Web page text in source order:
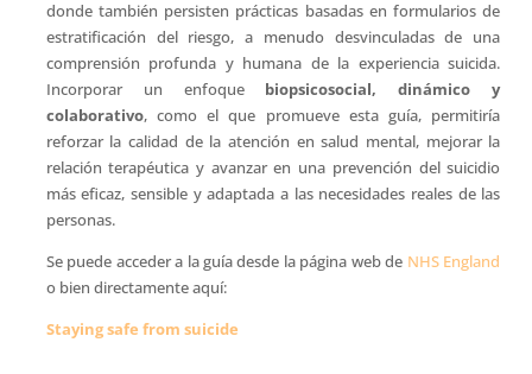
donde también persisten prácticas basadas en formularios de
estratificación del riesgo, a menudo desvinculadas de una
comprensión profunda y humana de la experiencia suicida.
Incorporar un enfoque biopsicosocial, dinámico y
colaborativo, como el que promueve esta guía, permitiría
reforzar la calidad de la atención en salud mental, mejorar la
relación terapéutica y avanzar en una prevención del suicidio
más eficaz, sensible y adaptada a las necesidades reales de las
personas.
Se puede acceder a la guía desde la página web de NHS England
o bien directamente aquí:
Staying safe from suicide